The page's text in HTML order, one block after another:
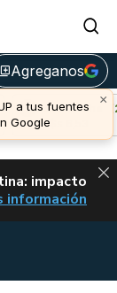
Agreganos
Avalanche
u$s 6,53
impacto
ACT EN
información